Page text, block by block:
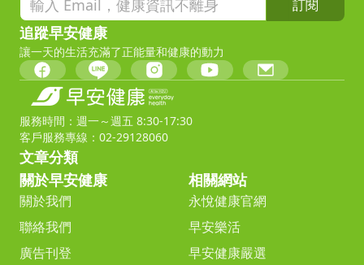
訂閱
追蹤早安健康
讓一天的生活充滿了正能量和健康的動力
服務時間：週一～週五 8:30-17:30
客戶服務專線：02-29128060
文章分類
關於早安健康
關於我們
聯絡我們
廣告刊登
相關網站
永悅健康官網
早安樂活
早安健康嚴選